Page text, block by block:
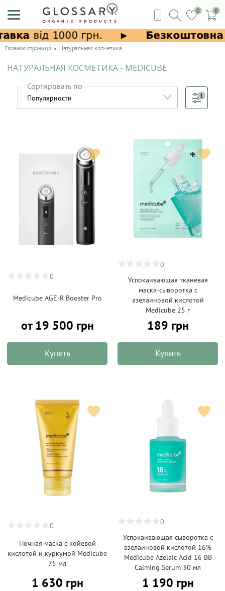
0 0
Главная страница Натуральная косметика
НАТУРАЛЬНАЯ КОСМЕТИКА - MEDICUBE
Сортировать по
1
0
Medicube AGE-R Booster Pro
от 19 500 грн
Купить
0
Успокаивающая тканевая
маска-сыворотка с
азелаиновой кислотой
Medicube 25 г
189 грн
Купить
0
Ночная маска с койевой
кислотой и куркумой Medicube
75 мл
1 630 грн
0
Успокаивающая сыворотка с
азелаиновой кислотой 16%
Medicube Azelaic Acid 16 BB
Calming Serum 30 мл
1 190 грн